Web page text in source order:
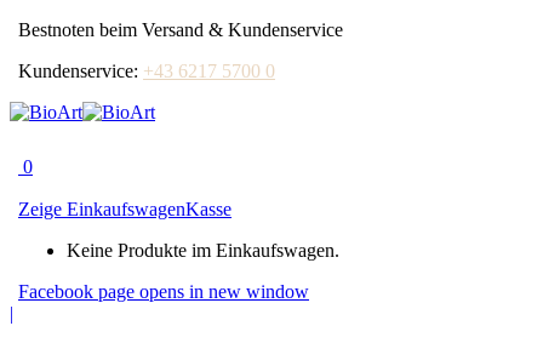
Bestnoten beim Versand & Kundenservice
Kundenservice: +43 6217 5700 0
0
Zeige EinkaufswagenKasse
Keine Produkte im Einkaufswagen.
Facebook page opens in new window
|